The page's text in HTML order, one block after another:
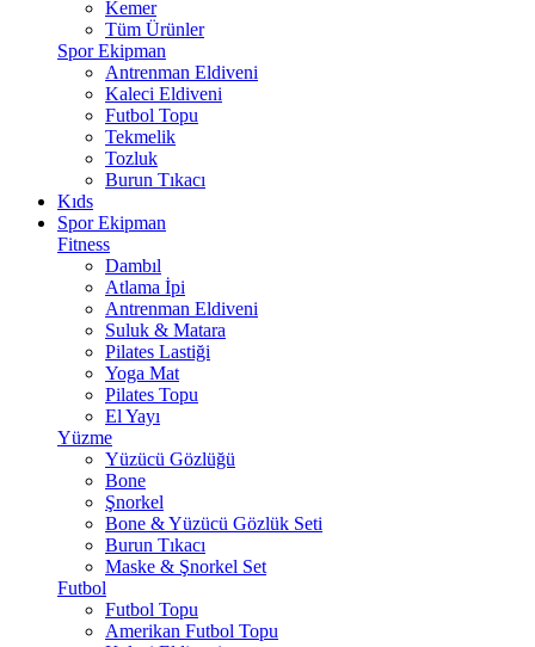
Kemer
Tüm Ürünler
Spor Ekipman
Antrenman Eldiveni
Kaleci Eldiveni
Futbol Topu
Tekmelik
Tozluk
Burun Tıkacı
Kıds
Spor Ekipman
Fitness
Dambıl
Atlama İpi
Antrenman Eldiveni
Suluk & Matara
Pilates Lastiği
Yoga Mat
Pilates Topu
El Yayı
Yüzme
Yüzücü Gözlüğü
Bone
Şnorkel
Bone & Yüzücü Gözlük Seti
Burun Tıkacı
Maske & Şnorkel Set
Futbol
Futbol Topu
Amerikan Futbol Topu